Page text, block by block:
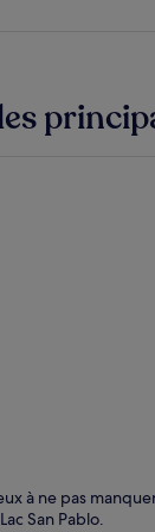
à ne pas
San Pablo.